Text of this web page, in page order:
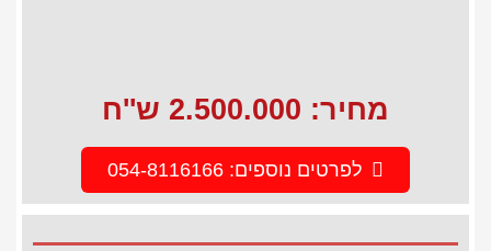
מחיר: 2.500.000 ש''ח
לפרטים נוספים: 054-8116166